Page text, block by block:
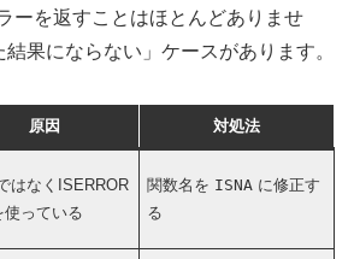
ーを返すことはほとんどありませ
果にならない」ケースがあります。
原因 対処法
はなくISERROR
使っている
関数名を ISNA に修正す
る